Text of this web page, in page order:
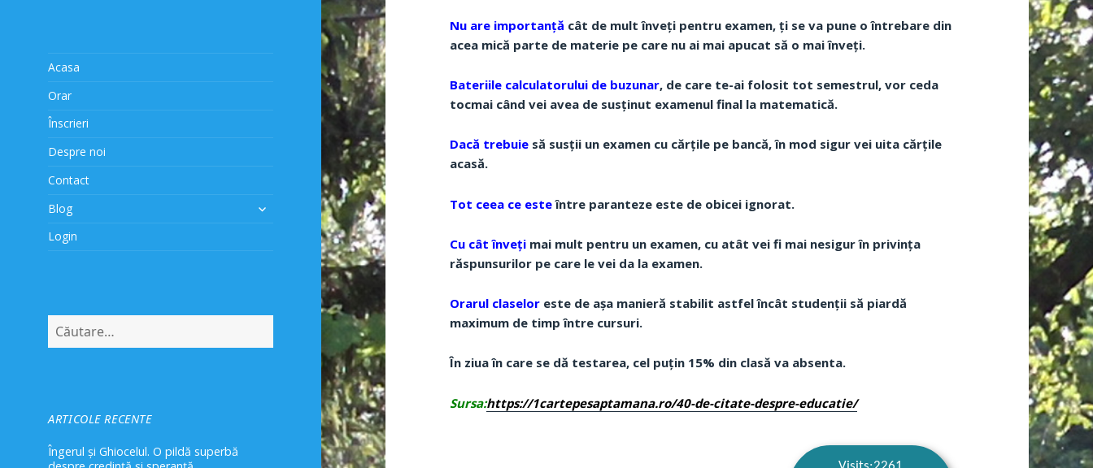
Acasa
Orar
Înscrieri
Despre noi
Contact
Blog
extinde
Login
după:
ARTICOLE RECENTE
Îngerul și Ghiocelul. O pildă superbă
Nu are importanță cât de mult înveți pentru examen, ți se va pune o întrebare din
acea mică parte de materie pe care nu ai mai apucat să o mai înveți.
Bateriile calculatorului de buzunar, de care te-ai folosit tot semestrul, vor ceda
tocmai când vei avea de susținut examenul final la matematică.
Dacă trebuie să susții un examen cu cărțile pe bancă, în mod sigur vei uita cărțile
acasă.
Tot ceea ce esteîntre paranteze este de obicei ignorat.
Cu cât înveți mai mult pentru un examen, cu atât vei fi mai nesigur în privința
răspunsurilor pe care le vei da la examen.
Orarul claselor este de așa manieră stabilit astfel încât studenții să piardă
maximum de timp între cursuri.
În ziua în care se dă testarea, cel puțin 15% din clasă va absenta.
Sursa:https://1cartepesaptamana.ro/40-de-citate-despre-educatie/